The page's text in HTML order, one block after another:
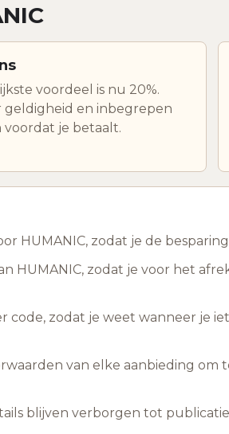
voordeel is nu 20%.
geldigheid en inbegrepen
je betaalt.
HUMANIC, zodat je de
HUMANIC, zodat je voor het
zodat je weet wanneer je
van elke aanbieding om
blijven verborgen tot